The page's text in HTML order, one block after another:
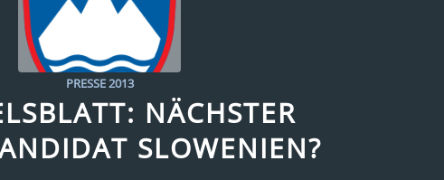
PRESSE 2013
NÄCHSTER
SLOWENIEN?